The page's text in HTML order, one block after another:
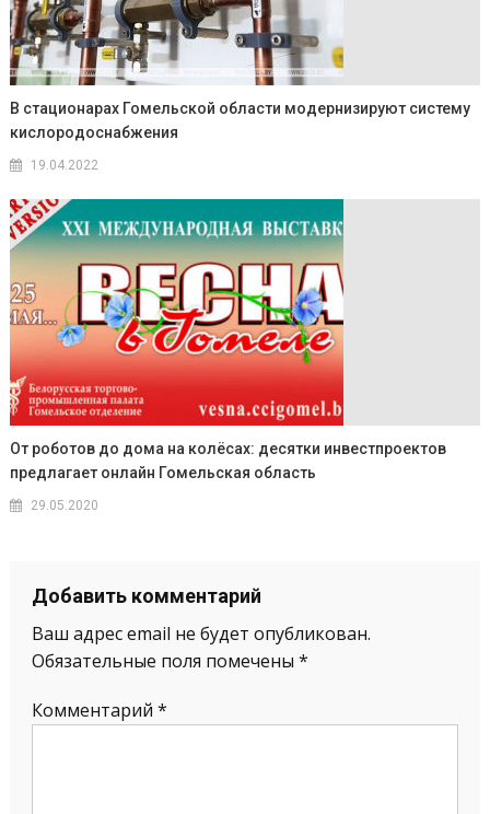
В стационарах Гомельской области модернизируют систему
кислородоснабжения
19.04.2022
От роботов до дома на колёсах: десятки инвестпроектов
предлагает онлайн Гомельская область
29.05.2020
Добавить комментарий
Ваш адрес email не будет опубликован.
Обязательные поля помечены *
Комментарий *